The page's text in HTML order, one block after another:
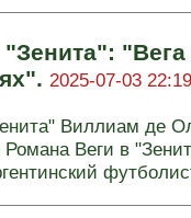
"Зенита":
2025-07-03
Виллиам де
Веги в